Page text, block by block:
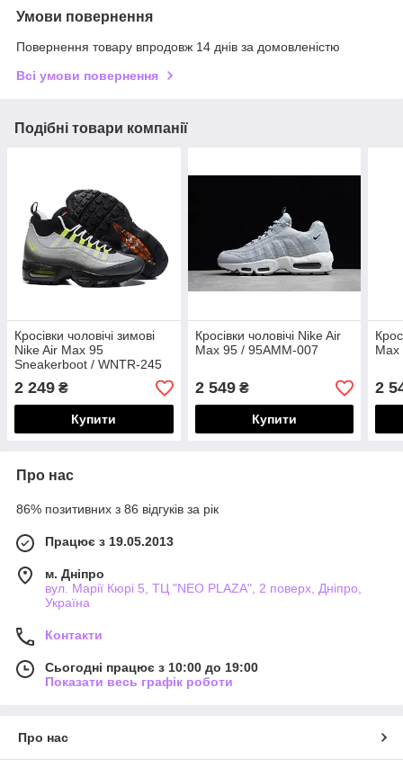
Умови повернення
Повернення товару впродовж 14 днів за домовленістю
Всі умови повернення
Подібні товари компанії
Кросівки чоловічі зимові
Nike Air Max 95
Sneakerboot / WNTR-245
2 249 ₴
Купити
Кросівки чоловічі Nike Air
Max 95 / 95AMM-007
2 549₴
Купити
Max
2
Про нас
86% позитивних з 86 відгуків за рік
Працює з 19.05.2013
м. Дніпро
вул. Марії Кюрі 5, ТЦ "NEO PLAZA", 2 поверх, Дніпро,
Україна
Контакти
Сьогодні працює з 10:00 до 19:00
Показати весь графік роботи
Про нас